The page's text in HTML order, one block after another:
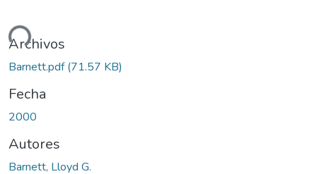
Archivos
Barnett.pdf(71.57 KB)
Fecha
2000
Autores
Barnett, Lloyd G.